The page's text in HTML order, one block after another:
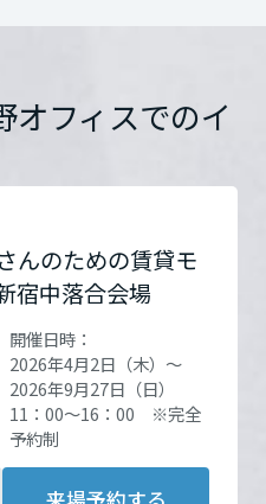
実例、注目の最新情報など、住
ウンジです。
営
知らせなど配信しています。
オフィスでのイ
んのための賃貸モ
宿中落合会場
開催日時：
2026年4月2日（木）～
2026年9月27日（日）
11：00～16：00 ※完全
予約制
水曜定休日
：火曜日・水曜日・
日定休
反町 和幸
する